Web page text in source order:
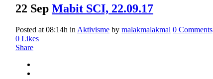
22 Sep Mabit SCI, 22.09.17
Posted at 08:14h in Aktivisme by malakmalakmal 0 Comments
0 Likes
Share